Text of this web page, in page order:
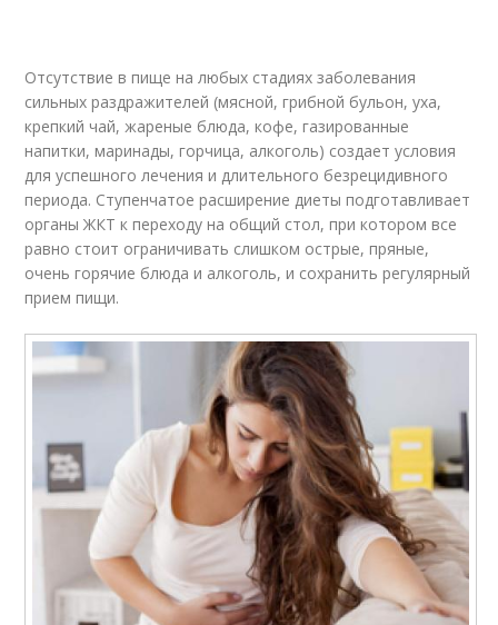
Отсутствие в пище на любых стадиях заболевания
сильных раздражителей (мясной, грибной бульон, уха,
крепкий чай, жареные блюда, кофе, газированные
напитки, маринады, горчица, алкоголь) создает условия
для успешного лечения и длительного безрецидивного
периода. Ступенчатое расширение диеты подготавливает
органы ЖКТ к переходу на общий стол, при котором все
равно стоит ограничивать слишком острые, пряные,
очень горячие блюда и алкоголь, и сохранить регулярный
прием пищи.